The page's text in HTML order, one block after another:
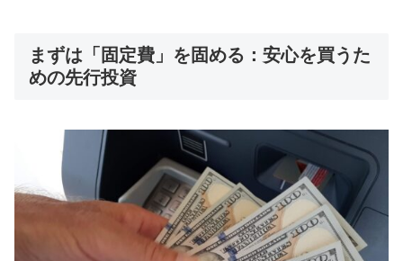
まずは「固定費」を固める：安心を買うた
めの先行投資